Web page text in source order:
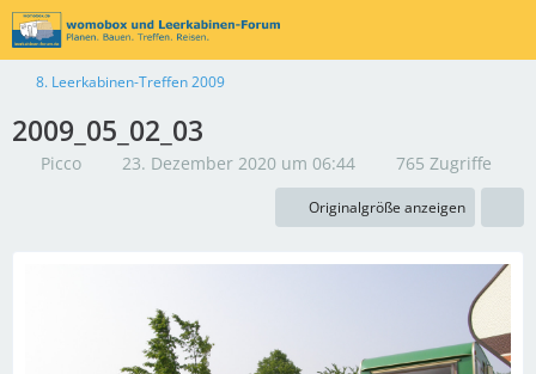
8. Leerkabinen-Treffen 2009
2009_05_02_03
Picco 23. Dezember 2020 um 06:44 765 Zugriffe
Originalgröße anzeigen